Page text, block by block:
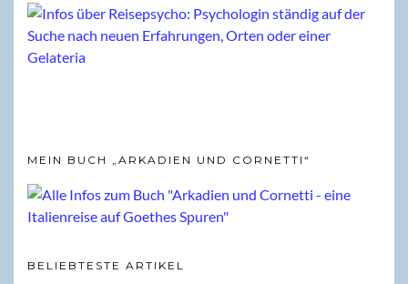
MEIN BUCH „ARKADIEN UND CORNETTI“
BELIEBTESTE ARTIKEL